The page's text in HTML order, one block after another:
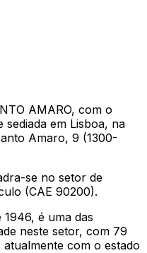
AMARO, com o
em Lisboa, na
Amaro, 9 (1300-
se no setor de
(CAE 90200).
é uma das
neste setor, com 79
com o estado